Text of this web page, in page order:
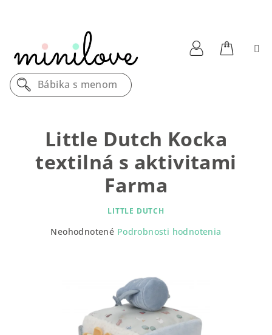
Bábika s menom
Little Dutch Kocka
textilná s aktivitami
Farma
LITTLE DUTCH
Neohodnotené Podrobnosti hodnotenia